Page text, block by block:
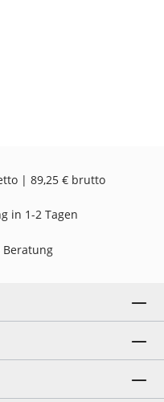
| 89,25 € brutto
in 1-2 Tagen
Beratung